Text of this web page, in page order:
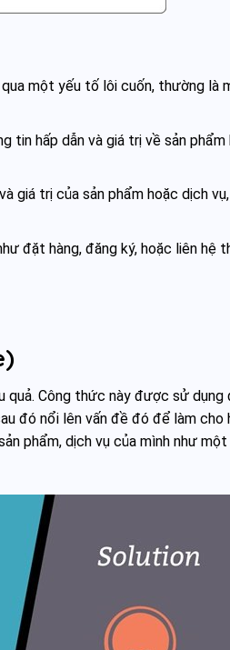
một yếu tố lôi cuốn, thường là
tin hấp dẫn và giá trị về sản phẩm
giá trị của sản phẩm hoặc dịch
đặt hàng, đăng ký, hoặc liên hệ
quả. Công thức này được sử dụng
đó nổi lên vấn đề đó để làm cho
phẩm, dịch vụ của mình như một